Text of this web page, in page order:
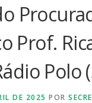
Prof.
Polo
DE 2025 POR